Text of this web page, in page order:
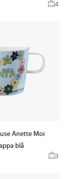
4
Anette Moi
blå
3